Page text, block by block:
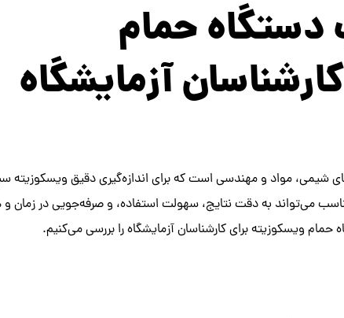
دستگاه حمام
آزمایشگاه
شیمی، مواد و مهندسی است که برای اندازه‌گیری دقیق ویسکوزیته
می‌تواند به دقت نتایج، سهولت استفاده، و صرفه‌جویی در زمان و
ویسکوزیته برای کارشناسان آزمایشگاه را بررسی می‌کنیم.